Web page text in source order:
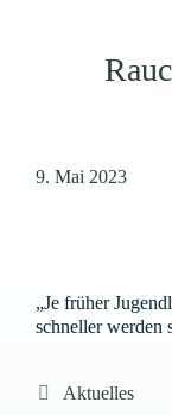
9. Mai 2023
„Je früher
schneller werden
Kategorien
Aktuelles